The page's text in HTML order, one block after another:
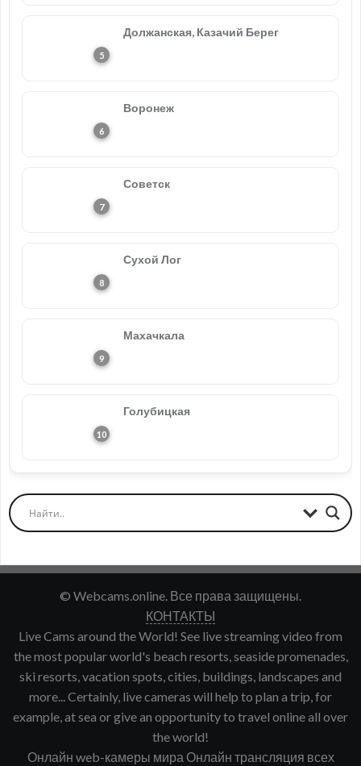
Должанская, Казачий Берег
Воронеж
Советск
Сухой Лог
Махачкала
Голубицкая
© Webcams.online. Все права защищены.
КОНТАКТЫ
Live Cams around the World! See live streaming video from
the most popular world's beach resorts, seaside promenades,
ski resorts, vacation spots, cities, buildings, landscapes and
more... Certainly, live cameras will help to plan a trip, for
example, at sea or give an opportunity to travel online all over
the world!
Онлайн web-камеры мира Онлайн трансляция всех